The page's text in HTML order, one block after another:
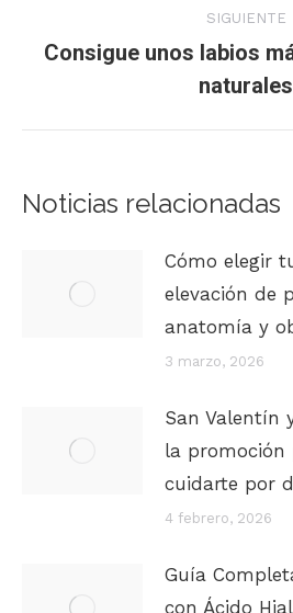
SIGUIENTE
Consigue unos labios
naturales
Noticias relacionadas
Cómo elegir
elevación de
anatomía y
3 marzo, 2026
San Valentín
la promoción
cuidarte por
4 febrero, 2026
Guía
con Ácido